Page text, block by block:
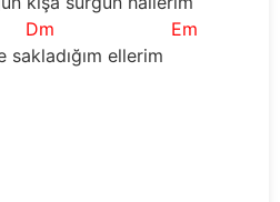
Dm
Em
sakladığım ellerim